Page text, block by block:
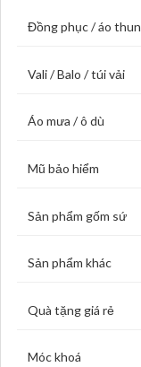
Đồng phục / áo thun
Vali / Balo / túi vải
Áo mưa / ô dù
Mũ bảo hiểm
Sản phẩm gốm sứ
Sản phẩm khác
Quà tặng giá rẻ
Móc khoá